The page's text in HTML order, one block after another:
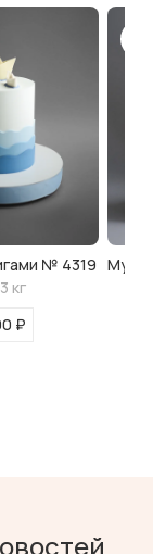
№ 4319
кг
₽